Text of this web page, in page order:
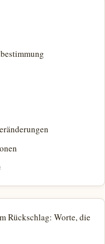
Rückschlag: Worte, die